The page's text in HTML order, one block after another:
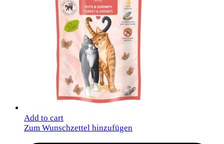
Add to cart
Zum Wunschzettel hinzufügen